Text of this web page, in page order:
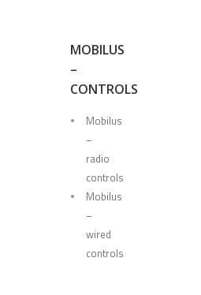
MOBILUS
–
CONTROLS
Mobilus
–
radio
controls
Mobilus
–
wired
controls